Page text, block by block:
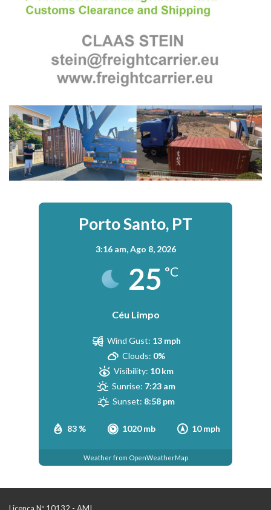
Porto Santo, PT
3:16 am,Ago 8, 2026
25 °C
Céu Limpo
83 % 1020 mb 10 mph
Wind Gust: 13 mph
Clouds: 0%
Visibility: 10 km
Sunrise: 7:23 am
Sunset: 8:58 pm
Weather from OpenWeatherMap